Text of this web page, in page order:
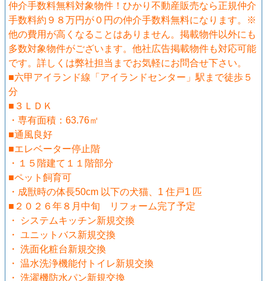
仲介手数料無料対象物件！ひかり不動産販売なら正規仲介
手数料約９８万円が０円の仲介手数料無料になります。※
他の費用が高くなることはありません。掲載物件以外にも
多数対象物件がございます。他社広告掲載物件も対応可能
です。詳しくは弊社担当までお気軽にお問合せ下さい。
■六甲アイランド線「アイランドセンター」駅まで徒歩５
分
■３ＬＤＫ
・専有面積：63.76㎡
■通風良好
■エレベーター停止階
・１５階建て１１階部分
■ペット飼育可
・成獣時の体長50cm 以下の犬猫、1 住戸1 匹
■２０２６年８月中旬 リフォーム完了予定
・ システムキッチン新規交換
・ ユニットバス新規交換
・ 洗面化粧台新規交換
・ 温水洗浄機能付トイレ新規交換
・ 洗濯機防水パン新規交換